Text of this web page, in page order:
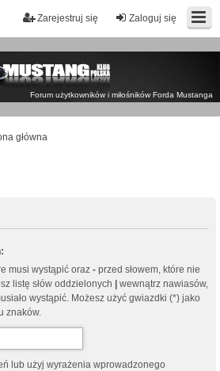
Zaloguj się
Zarejestruj się
Forum użytkowników i miłośników Forda Mustanga
główna
musi wystąpić oraz - przed słowem, które nie
listę słów oddzielonych | wewnątrz nawiasów,
wystąpić. Możesz użyć gwiazdki (*) jako
znaków.
lub użyj wyrażenia wprowadzonego